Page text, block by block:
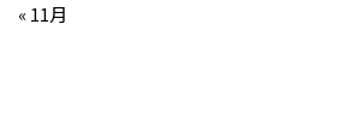
« 11月